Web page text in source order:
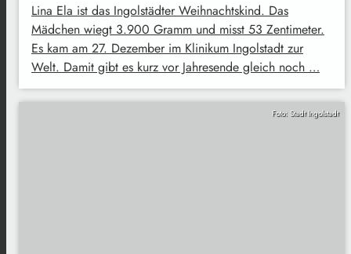
Lina Ela ist das Ingolstädter Weihnachtskind. Das
Mädchen wiegt 3.900 Gramm und misst 53 Zentimeter.
Es kam am 27. Dezember im Klinikum Ingolstadt zur
Welt. Damit gibt es kurz vor Jahresende gleich noch …
Foto: Stadt Ingolstadt